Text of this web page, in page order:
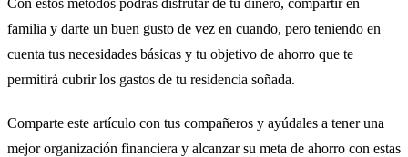
Con estos métodos podrás disfrutar de tu dinero, compartir en
familia y darte un buen gusto de vez en cuando, pero teniendo en
cuenta tus necesidades básicas y tu objetivo de ahorro que te
permitirá cubrir los gastos de tu residencia soñada.
Comparte este artículo con tus compañeros y ayúdales a tener una
mejor organización financiera y alcanzar su meta de ahorro con estas